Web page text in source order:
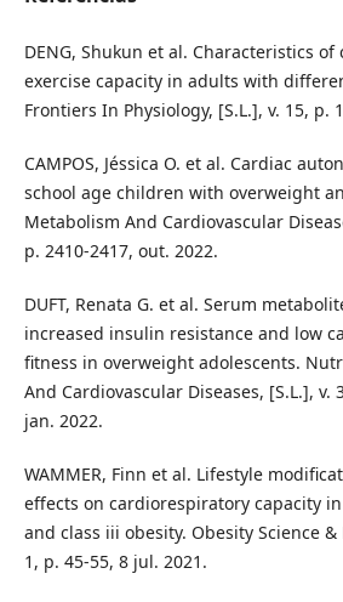
DENG, Shukun et al. Characteristics
exercise capacity in adults with
Frontiers In Physiology, [S.L.], v. 15, p.
CAMPOS, Jéssica O. et al. Cardiac
school age children with overweight
Metabolism And Cardiovascular
p. 2410-2417, out. 2022.
DUFT, Renata G. et al. Serum
increased insulin resistance and low
fitness in overweight adolescents.
And Cardiovascular Diseases, [S.L.], v.
jan. 2022.
WAMMER, Finn et al. Lifestyle
effects on cardiorespiratory capacity
and class iii obesity. Obesity Science &
1, p. 45-55, 8 jul. 2021.